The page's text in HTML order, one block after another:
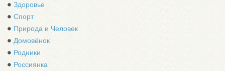
Здоровье
Спорт
Природа и Человек
Домовёнок
Родники
Россиянка